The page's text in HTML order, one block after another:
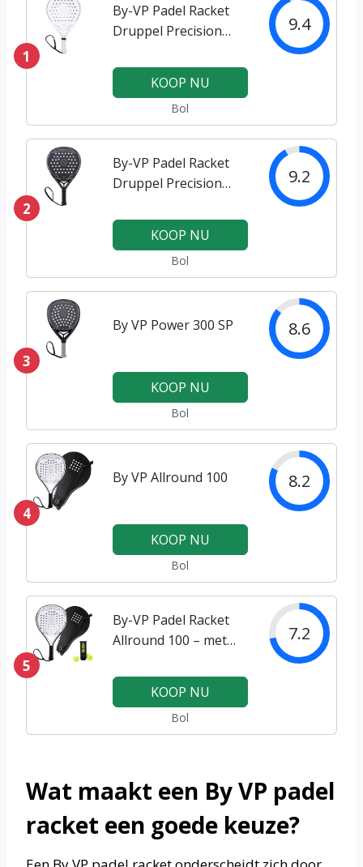
1
By-VP Padel Racket
Druppel Precision
9.4
KOOP NU
Bol
2
By-VP Padel Racket
Druppel Precision
9.2
KOOP NU
Bol
3
By VP Power 300 SP 8.6
KOOP NU
Bol
4
By VP Allround 100 8.2
KOOP NU
Bol
5
By-VP Padel Racket
Allround 100 – met
Ballen – Ronde vorm –
Sweetspot – Geschikt
voor Alle Niveaus –
Cadeau – Robin van
7.2
KOOP NU
Bol
Wat maakt een By VP padel
racket een goede keuze?